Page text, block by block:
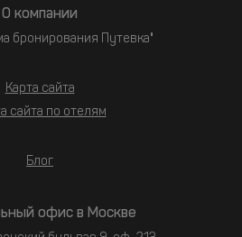
О компании
бронирования Путевка"
Карта сайта
сайта по отелям
Блог
офис в Москве